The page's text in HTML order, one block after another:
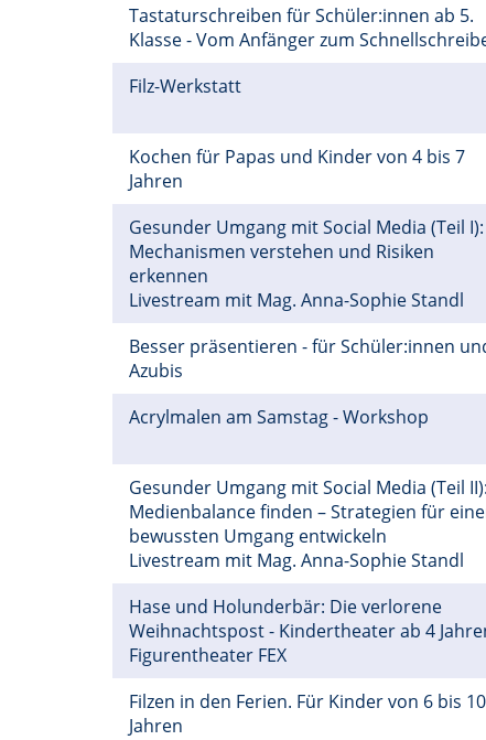
Tastaturschreiben für Schüler:innen ab 5.
Klasse - Vom Anfänger zum
Filz-Werkstatt
Kochen für Papas und Kinder von 4 bis 7
Jahren
Gesunder Umgang mit Social Media (Teil I):
Mechanismen verstehen und Risiken
erkennen
Livestream mit Mag. Anna-Sophie Standl
Besser präsentieren - für Schüler:innen
Azubis
Acrylmalen am Samstag - Workshop
Gesunder Umgang mit Social Media (Teil II):
Medienbalance finden – Strategien für
bewussten Umgang entwickeln
Livestream mit Mag. Anna-Sophie Standl
Hase und Holunderbär: Die verlorene
Weihnachtspost - Kindertheater ab 4
Figurentheater FEX
Filzen in den Ferien. Für Kinder von 6 bis 10
Jahren